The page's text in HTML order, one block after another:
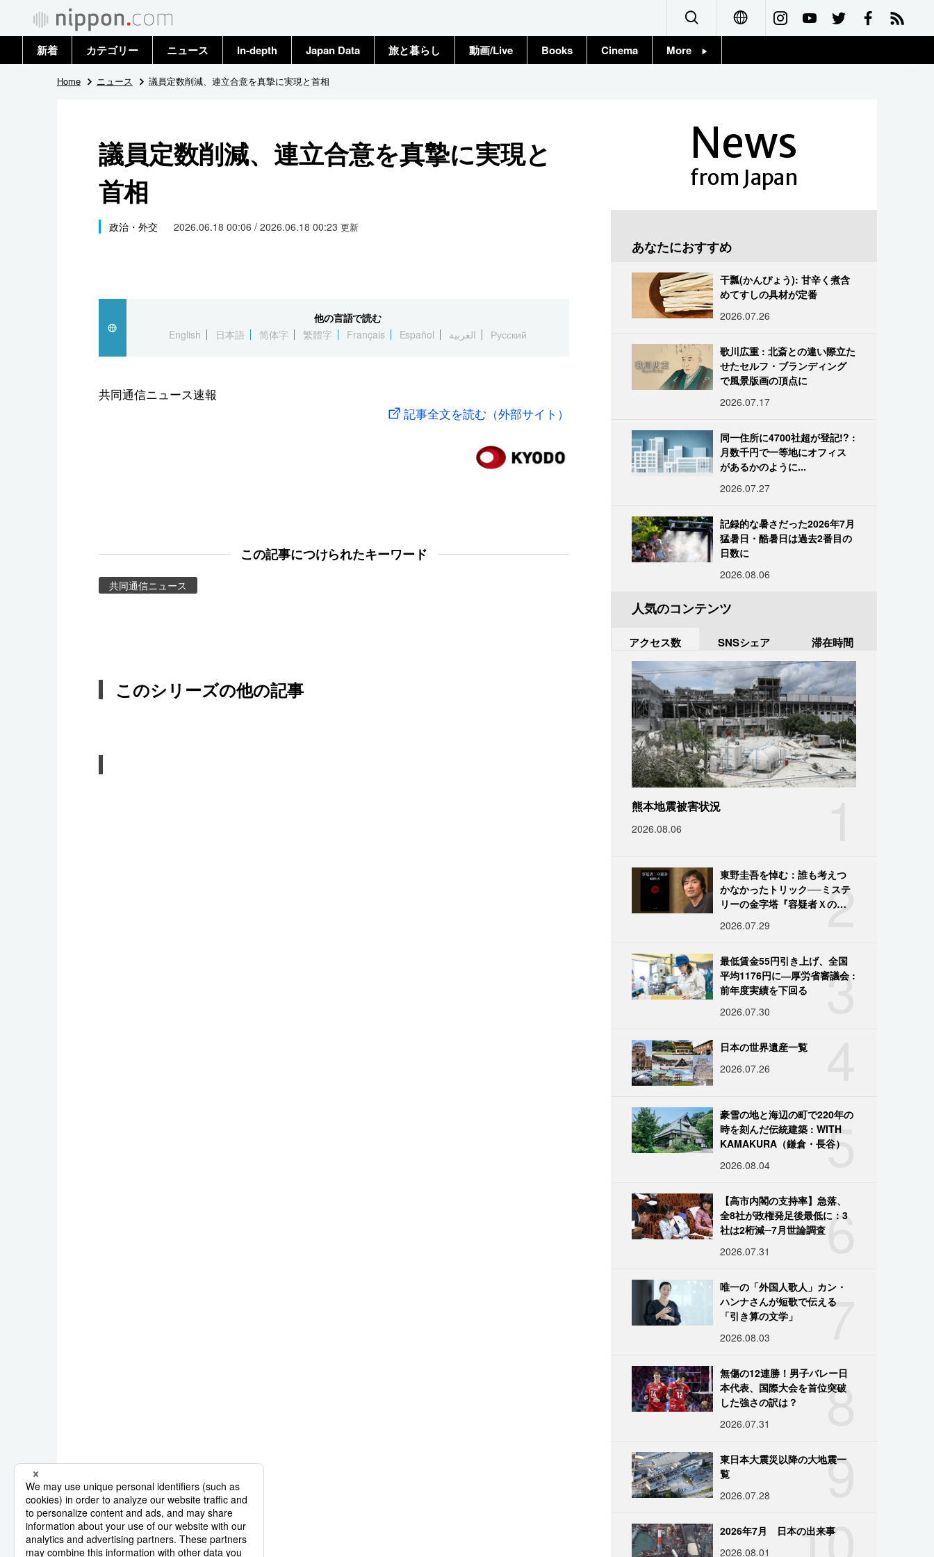
Français
新着 カテゴリー
政治・外交
国際
社会
文化
スポーツ・東京2020
ニュース
トップ
In-depth Japan Data 旅と暮らし 動画/Live Books Cinema More
Home ニュース 議員定数削減、連立合意を真摯に実現と首相
議員定数削減、連立合意を真摯に実現と
首相
政治・外交 2026.06.18 00:06 / 2026.06.18 00:23 更新
他の言語で読む
English
日本語 简体字 繁體字 Français Español العربية Русский
共同通信ニュース速報
記事全文を読む（外部サイト）
この記事につけられたキーワード
共同通信ニュース
このシリーズの他の記事
News
from Japan
あなたにおすすめ
干瓢(かんぴょう): 甘辛く煮含
めてすしの具材が定番
2026.07.26
歌川広重 : 北斎との違い際立た
せたセルフ・ブランディング
で風景版画の頂点に
2026.07.17
同一住所に4700社超が登記!? :
月数千円で一等地にオフィス
があるかのように...
2026.07.27
記録的な暑さだった2026年7月
猛暑日・酷暑日は過去2番目の
日数に
2026.08.06
人気のコンテンツ
アクセス数 SNSシェア 滞在時間
熊本地震被害状況
2026.08.06
2
東野圭吾を悼む：誰も考えつ
かなかったトリック──ミステ
リーの金字塔『容疑者Ｘの献
2026.07.29
3
最低賃金55円引き上げ、全国
平均1176円に―厚労省審議会 :
前年度実績を下回る
2026.07.30
日本の世界遺産一覧
2026.07.26
5
豪雪の地と海辺の町で220年の
時を刻んだ伝統建築 : WITH
KAMAKURA（鎌倉・長谷）
2026.08.04
6
【高市内閣の支持率】急落、
全8社が政権発足後最低に：3
社は2桁減─7月世論調査
2026.07.31
7
唯一の「外国人歌人」カン・
ハンナさんが短歌で伝える
「引き算の文学」
2026.08.03
8
無傷の12連勝！男子バレー日
本代表、国際大会を首位突破
した強さの訳は？
2026.07.31
9
東日本大震災以降の大地震一
覧
2026.07.28
10
2026年7月 日本の出来事
2026.08.01